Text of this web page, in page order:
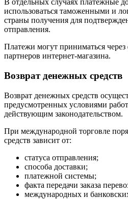
В отдельных случаях платежные
использоваться таможенными и
страны получения для
отправления.
Платежи могут приниматься
партнеров интернет-магазина.
Возврат денежных средств
Возврат денежных средств
предусмотренных условиями
действующим законодательством.
При международной торговле
средств зависит от:
статуса отправления;
способа доставки;
платежной системы;
факта передачи заказа
международных и